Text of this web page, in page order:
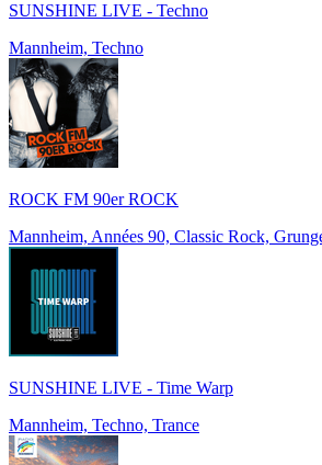
SUNSHINE LIVE - Techno
Mannheim, Techno
ROCK FM 90er ROCK
Mannheim, Années 90, Classic Rock,
SUNSHINE LIVE - Time Warp
Mannheim, Techno, Trance